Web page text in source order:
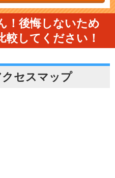
！後悔しないため
較してください！
セスマップ